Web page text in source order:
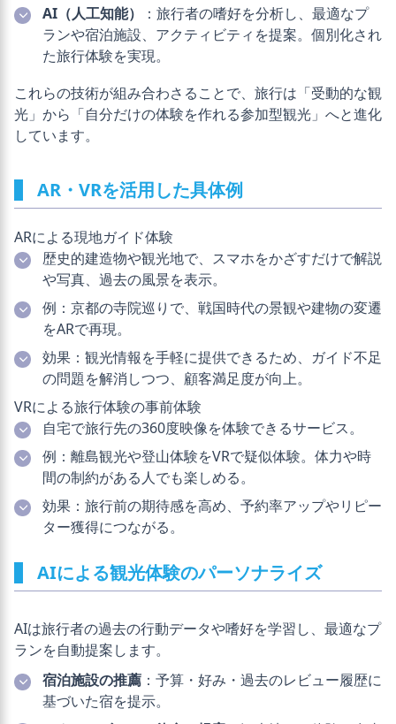
AI（人工知能）
：旅行者の嗜好を分析し、最適なプ
ランや宿泊施設、アクティビティを提案。個別化され
た旅行体験を実現。
これらの技術が組み合わさることで、旅行は「受動的な観
光」から「自分だけの体験を作れる参加型観光」へと進化
しています。
AR・VRを活用した具体例
ARによる現地ガイド体験
歴史的建造物や観光地で、スマホをかざすだけで解説
や写真、過去の風景を表示。
例：京都の寺院巡りで、戦国時代の景観や建物の変遷
をARで再現。
効果：観光情報を手軽に提供できるため、ガイド不足
の問題を解消しつつ、顧客満足度が向上。
VRによる旅行体験の事前体験
自宅で旅行先の360度映像を体験できるサービス。
例：離島観光や登山体験をVRで疑似体験。体力や時
間の制約がある人でも楽しめる。
効果：旅行前の期待感を高め、予約率アップやリピー
ター獲得につながる。
AIによる観光体験のパーソナライズ
AIは旅行者の過去の行動データや嗜好を学習し、最適なプ
ランを自動提案します。
宿泊施設の推薦 ：予算・好み・過去のレビュー履歴に
基づいた宿を提示。